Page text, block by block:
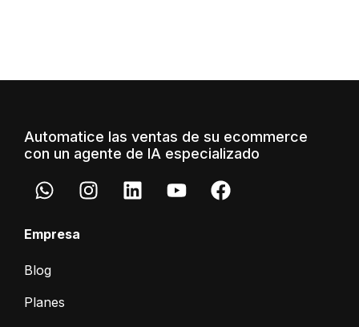
Automatice las ventas de su ecommerce
con un agente de IA especializado
Empresa
Blog
Planes